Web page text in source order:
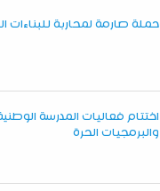
حملة صارمة لمحاربة للبناءات
اختتام فعاليات المدرسة
والبرمجيات الحرة